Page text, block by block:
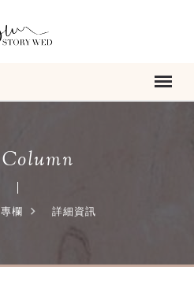
Column
專欄 詳細資訊